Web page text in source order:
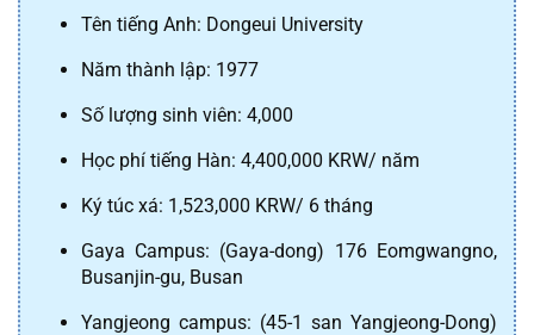
Tên tiếng Anh: Dongeui University
Năm thành lập: 1977
Số lượng sinh viên: 4,000
Học phí tiếng Hàn: 4,400,000 KRW/ năm
Ký túc xá: 1,523,000 KRW/ 6 tháng
Gaya Campus: (Gaya-dong) 176 Eomgwangno,
Busanjin-gu, Busan
Yangjeong campus: (45-1 san Yangjeong-Dong)